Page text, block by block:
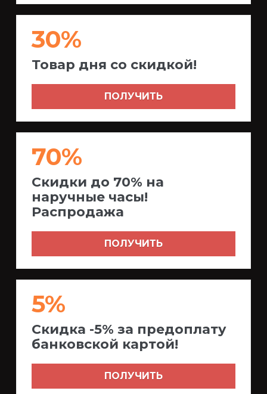
30%
Товар дня со скидкой!
ПОЛУЧИТЬ
70%
Скидки до 70% на
наручные часы!
Распродажа
ПОЛУЧИТЬ
5%
Скидка -5% за предоплату
банковской картой!
ПОЛУЧИТЬ